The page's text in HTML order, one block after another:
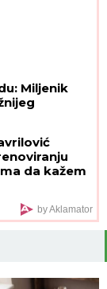
Miljenik
da kažem
by Aklamator